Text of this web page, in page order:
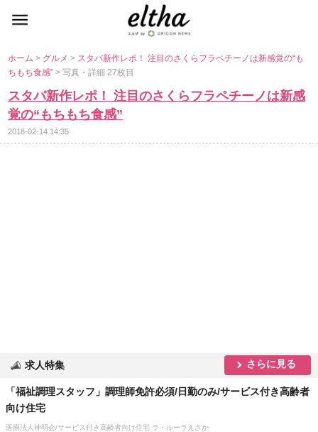
ホーム> グルメ> スタバ新作レポ！ 注目のさくらフラペチーノは新感覚の“も
ちもち食感”> 写真・詳細 27枚目
スタバ新作レポ！ 注目のさくらフラペチーノは新感
覚の“もちもち食感”
2018-02-14 14:35
求人特集 さらに見る
「福祉調理スタッフ」調理師免許必須/日勤のみ/サービス付き高齢者
向け住宅
医療法人神明会/サービス付き高齢者向け住宅 ラ・ルーラえさか